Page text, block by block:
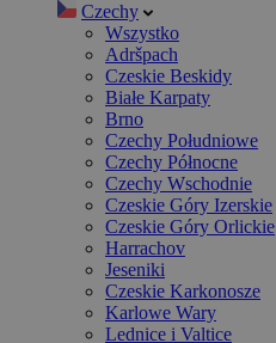
Czechy
Wszystko
Adršpach
Czeskie Beskidy
Białe Karpaty
Brno
Czechy Południowe
Czechy Północne
Czechy Wschodnie
Czeskie Góry Izerskie
Czeskie Góry Orlickie
Harrachov
Jeseniki
Czeskie Karkonosze
Karlowe Wary
Lednice i Valtice